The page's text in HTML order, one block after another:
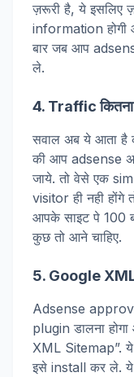
ज़रूरी है, ये इसलिए
information होगी
बार जब आप
ले.
4. Traffic कितना
सवाल अब ये आता है
की आप adsense
जाये. तो वेसे एक
visitor ही नही होंगे
आपके साइट पे 100
कुछ तो आने चाहिए.
5. Google
Adsense
plugin डालना
XML Sitemap”.
इसे install कर ले.